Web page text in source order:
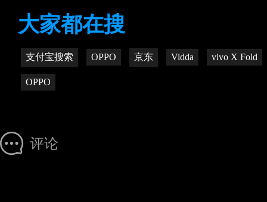
大家都在搜
支付宝搜索 OPPO 京东 Vidda vivo X Fold
OPPO
评论